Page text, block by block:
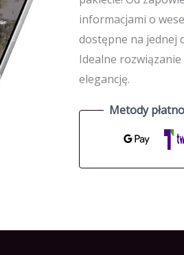
informacjami o
dostępne na jednej
Idealne
elegancję.